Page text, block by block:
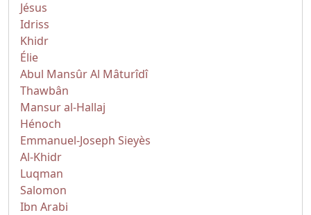
Jésus
Idriss
Khidr
Élie
Abul Mansûr Al Mâturîdî
Thawbân
Mansur al-Hallaj
Hénoch
Emmanuel-Joseph Sieyès
Al-Khidr
Luqman
Salomon
Ibn Arabi